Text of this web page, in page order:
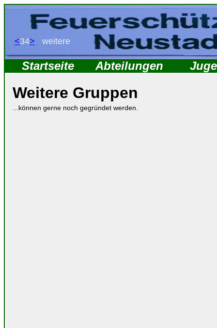
<34> weitere
Startseite Abteilungen
Weitere Gruppen
...können gerne noch gegründet werden.